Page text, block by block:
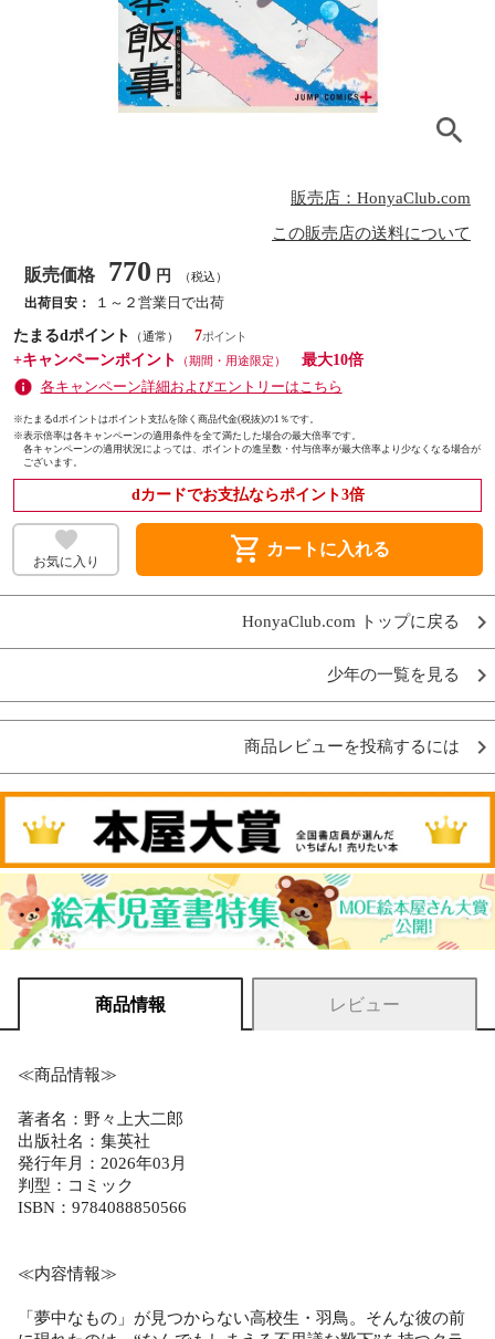
販売店：HonyaClub.com
この販売店の送料について
販売価格 770 円 （税込）
出荷目安：
１～２営業日で出荷
たまるdポイント
（通常）
7
+キャンペーンポイント
（期間・用途限定）
最大10倍
各キャンペーン詳細およびエントリーはこちら
※たまるdポイントはポイント支払を除く商品代金(税抜)の1％です。
※表示倍率は各キャンペーンの適用条件を全て満たした場合の最大倍率です。
各キャンペーンの適用状況によっては、ポイントの進呈数・付与倍率が最大倍率より少なくなる場合が
ございます。
dカードでお支払ならポイント3倍
お気に入り shopping_cart カートに入れる
HonyaClub.com トップに戻る
少年の一覧を見る
商品レビューを投稿するには
商品情報 レビュー
≪商品情報≫
著者名：野々上大二郎
出版社名：集英社
発行年月：2026年03月
判型：コミック
ISBN：9784088850566
≪内容情報≫
「夢中なもの」が見つからない高校生・羽鳥。そんな彼の前